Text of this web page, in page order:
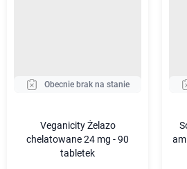
Obecnie brak na stanie
Veganicity Żelazo
chelatowane 24 mg - 90
tabletek